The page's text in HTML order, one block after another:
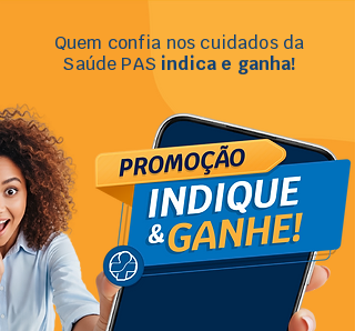
Quem confia nos cuidados da
Saúde PAS indica e ganha!